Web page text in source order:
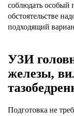
соблюдать особый
обстоятельстве
подходящий
УЗИ
железы,
Подготовка не